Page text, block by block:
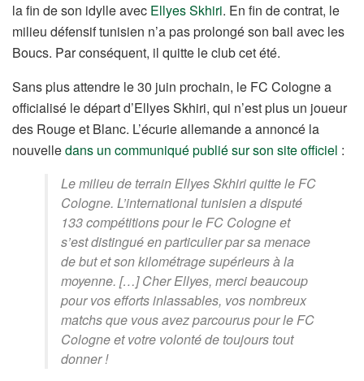
la fin de son idylle avec Ellyes Skhiri. En fin de contrat, le
milieu défensif tunisien n’a pas prolongé son bail avec les
Boucs. Par conséquent, il quitte le club cet été.
Sans plus attendre le 30 juin prochain, le FC Cologne a
officialisé le départ d’Ellyes Skhiri, qui n’est plus un joueur
des Rouge et Blanc. L’écurie allemande a annoncé la
nouvelledans un communiqué publié sur son site officiel :
Le milieu de terrain Ellyes Skhiri quitte le FC
Cologne. L’international tunisien a disputé
133 compétitions pour le FC Cologne et
s’est distingué en particulier par sa menace
de but et son kilométrage supérieurs à la
moyenne. […] Cher Ellyes, merci beaucoup
pour vos efforts inlassables, vos nombreux
matchs que vous avez parcourus pour le FC
Cologne et votre volonté de toujours tout
donner !